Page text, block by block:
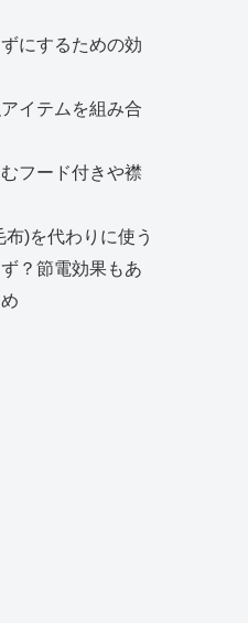
にするための効
イテムを組み合
フード付きや襟
)を代わりに使う
？節電効果もあ